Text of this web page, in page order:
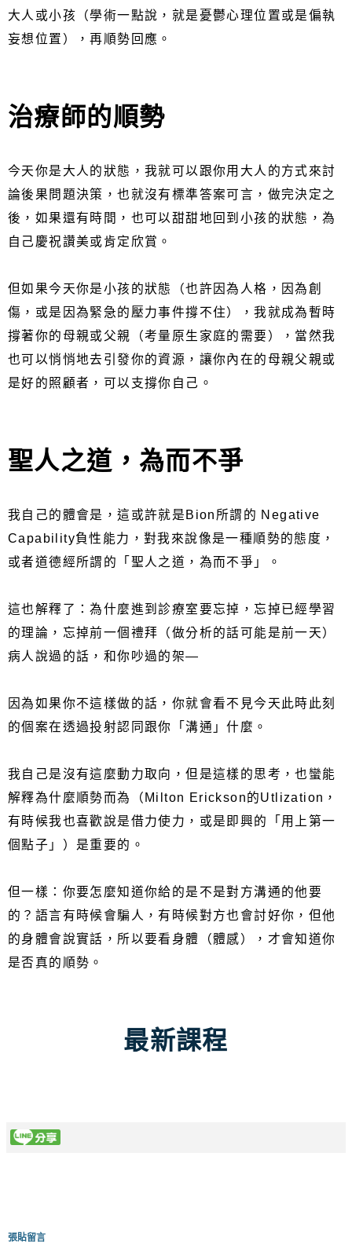
大人或小孩（學術一點說，就是憂鬱心理位置或是偏執
妄想位置），再順勢回應。
治療師的順勢
今天你是大人的狀態，我就可以跟你用大人的方式來討
論後果問題決策，也就沒有標準答案可言，做完決定之
後，如果還有時間，也可以甜甜地回到小孩的狀態，為
自己慶祝讚美或肯定欣賞。
但如果今天你是小孩的狀態（也許因為人格，因為創
傷，或是因為緊急的壓力事件撐不住），我就成為暫時
撐著你的母親或父親（考量原生家庭的需要），當然我
也可以悄悄地去引發你的資源，讓你內在的母親父親或
是好的照顧者，可以支撐你自己。
聖人之道，為而不爭
我自己的體會是，這或許就是Bion所謂的 Negative
Capability負性能力，對我來說像是一種順勢的態度，
或者道德經所謂的「聖人之道，為而不爭」。
這也解釋了：為什麼進到診療室要忘掉，忘掉已經學習
的理論，忘掉前一個禮拜（做分析的話可能是前一天）
病人說過的話，和你吵過的架—
因為如果你不這樣做的話，你就會看不見今天此時此刻
的個案在透過投射認同跟你「溝通」什麼。
我自己是沒有這麼動力取向，但是這樣的思考，也蠻能
解釋為什麼順勢而為（Milton Erickson的Utlization，
有時候我也喜歡說是借力使力，或是即興的「用上第一
個點子」）是重要的。
但一樣：你要怎麼知道你給的是不是對方溝通的他要
的？語言有時候會騙人，有時候對方也會討好你，但他
的身體會說實話，所以要看身體（體感），才會知道你
是否真的順勢。
最新課程
張貼留言